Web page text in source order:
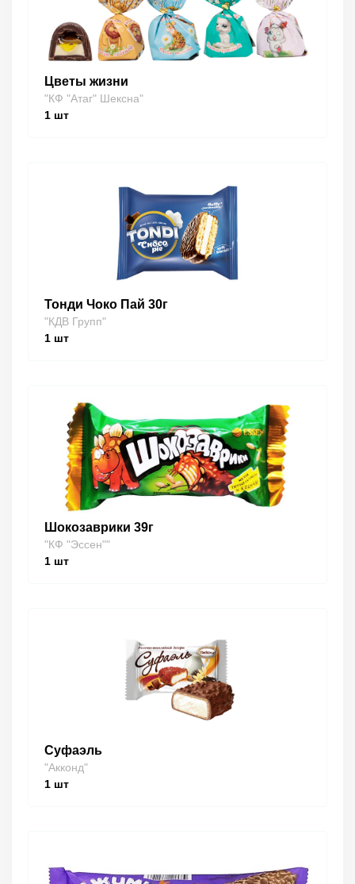
Цветы жизни
"КФ "Атаг" Шексна"
1 шт
Тонди Чоко Пай 30г
"КДВ Групп"
1 шт
Шокозаврики 39г
"КФ "Эссен""
1 шт
Суфаэль
"Акконд"
1 шт